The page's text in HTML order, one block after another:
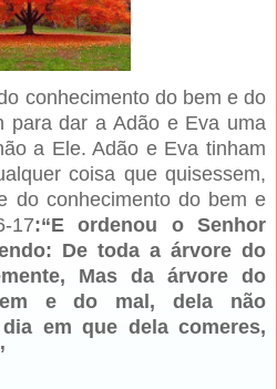
conhecimento do bem e do
para dar a Adão e Eva uma
a Ele. Adão e Eva tinham
coisa que quisessem,
do conhecimento do bem e
17:“E ordenou o Senhor
De toda a árvore do
Mas da árvore do
e do mal, dela não
em que dela comeres,